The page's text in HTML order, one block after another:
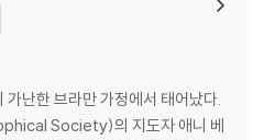
난한 브라만 가정에서 태어났다.
Society)의 지도자 애니 베